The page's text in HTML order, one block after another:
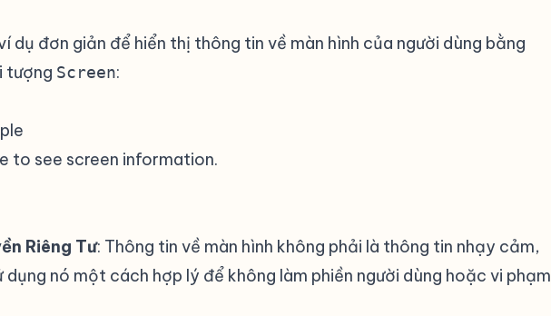
dụ đơn giản để hiển thị thông tin về màn hình của người dùng bằng
tượng Screen:
to see screen information.
Riêng Tư: Thông tin về màn hình không phải là thông tin nhạy cảm,
dụng nó một cách hợp lý để không làm phiền người dùng hoặc vi phạm